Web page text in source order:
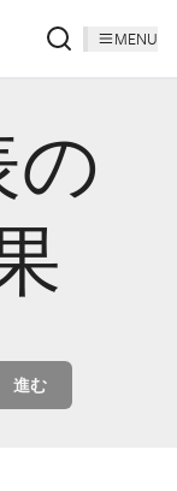
MENU
の
進む